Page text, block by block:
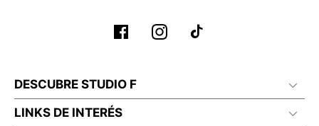
DESCUBRE STUDIO F
LINKS DE INTERÉS